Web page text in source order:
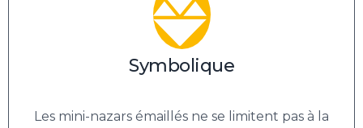
Symbolique
Les mini-nazars émaillés ne se limitent pas à la